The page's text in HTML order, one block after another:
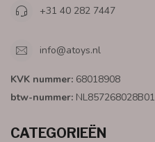
+31 40 282 7447
info@atoys.nl
KVK nummer: 68018908
btw-nummer: NL857268028B01
CATEGORIEËN